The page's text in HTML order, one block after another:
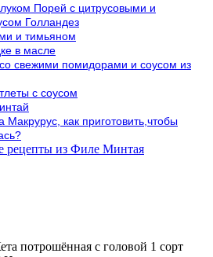
Порей с цитрусовыми и
Голландез
и тимьяном
в масле
свежими помидорами и соусом из
с соусом
Макрурус, как приготовить,чтобы
рецепты из Филе Минтая
потрошённая с головой 1 сорт